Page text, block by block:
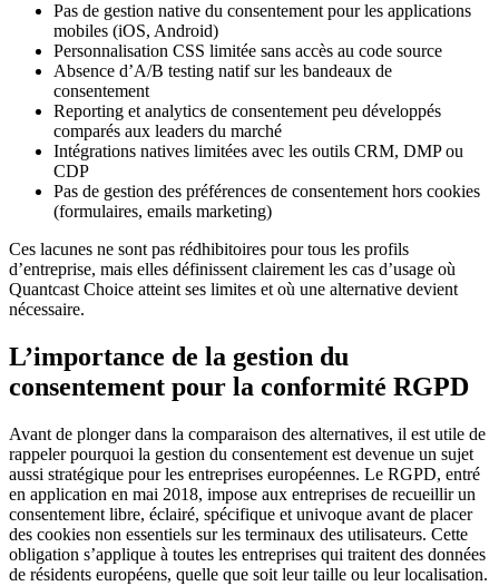
Pas de gestion native du consentement pour les applications
mobiles (iOS, Android)
Personnalisation CSS limitée sans accès au code source
Absence d’A/B testing natif sur les bandeaux de
consentement
Reporting et analytics de consentement peu développés
comparés aux leaders du marché
Intégrations natives limitées avec les outils CRM, DMP ou
CDP
Pas de gestion des préférences de consentement hors cookies
(formulaires, emails marketing)
Ces lacunes ne sont pas rédhibitoires pour tous les profils
d’entreprise, mais elles définissent clairement les cas d’usage où
Quantcast Choice atteint ses limites et où une alternative devient
nécessaire.
L’importance de la gestion du
consentement pour la conformité RGPD
Avant de plonger dans la comparaison des alternatives, il est utile de
rappeler pourquoi la gestion du consentement est devenue un sujet
aussi stratégique pour les entreprises européennes. Le RGPD, entré
en application en mai 2018, impose aux entreprises de recueillir un
consentement libre, éclairé, spécifique et univoque avant de placer
des cookies non essentiels sur les terminaux des utilisateurs. Cette
obligation s’applique à toutes les entreprises qui traitent des données
de résidents européens, quelle que soit leur taille ou leur localisation.